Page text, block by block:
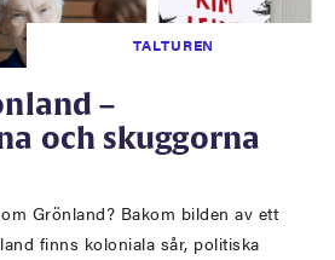
TALTUREN
–
och skuggorna
Grönland? Bakom bilden av ett
finns koloniala sår, politiska